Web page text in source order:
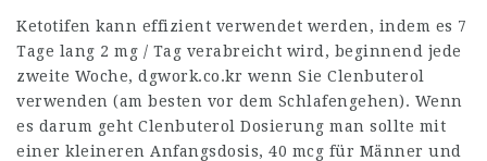
Ketotifen kann effizient verwendet werden, indem es 7
Tage lang 2 mg / Tag verabreicht wird, beginnend jede
zweite Woche, dgwork.co.kr wenn Sie Clenbuterol
verwenden (am besten vor dem Schlafengehen). Wenn
es darum geht Clenbuterol Dosierung man sollte mit
einer kleineren Anfangsdosis, 40 mcg für Männer und